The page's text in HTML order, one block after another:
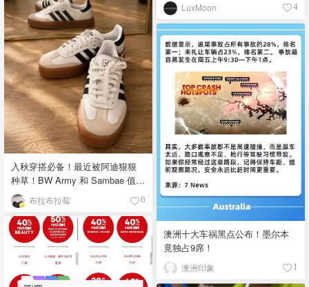
LuxMoon 4
入秋穿搭必备！最近被阿迪狠狠
种草！BW Army 和 Sambae 值得
拥有！布拉布拉莓 6
澳洲十大车祸黑点公布！墨尔本
竟独占9席！
澳洲印象 1